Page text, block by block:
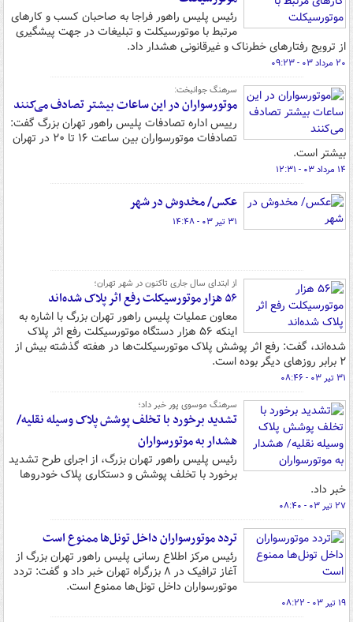
رئیس پلیس راهور فراجا به صاحبان کسب و کارهای
مرتبط با موتورسیکلت و تبلیغات در جهت پیشگیری
از ترویج رفتارهای خطرناک و غیرقانونی هشدار داد.
۲۰ مرداد ۰۳ - ۰۹:۲۳
سرهنگ جوانبخت:
موتورسواران در این ساعات بیشتر تصادف می‌کنند
رییس اداره تصادفات پلیس راهور تهران بزرگ گفت:
تصادفات موتورسواران بین ساعت ۱۶ تا ۲۰ در تهران
بیشتر است.
۱۴ مرداد ۰۳ - ۱۲:۳۱
عکس/ مخدوش در شهر
۳۱ تیر ۰۳ - ۱۴:۴۸
از ابتدای سال جاری تاکنون در شهر تهران؛
۵۶ هزار موتورسیکلت رفع اثر پلاک شده‌اند
معاون عملیات پلیس راهور تهران بزرگ با اشاره به
اینکه ۵۶ هزار دستگاه موتورسیکلت رفع اثر پلاک
شده‌اند، گفت: رفع اثر پوشش پلاک موتورسیکلت‌ها در هفته گذشته بیش از
۲ برابر روزهای دیگر بوده است.
۳۱ تیر ۰۳ - ۰۸:۴۶
سرهنگ موسوی پور خبر داد؛
تشدید برخورد با تخلف پوشش پلاک وسیله نقلیه/
هشدار به موتورسواران
رئیس پلیس راهور تهران بزرگ، از اجرای طرح تشدید
برخورد با تخلف پوشش و دستکاری پلاک خودروها
خبر داد.
۲۷ تیر ۰۳ - ۰۸:۴۰
تردد موتورسواران داخل تونل‌ها ممنوع است
رئیس مرکز اطلاع رسانی پلیس راهور تهران بزرگ از
آغاز ترافیک در ۸ بزرگراه تهران خبر داد و گفت: تردد
موتورسواران داخل تونل‌ها ممنوع است.
۱۹ تیر ۰۳ - ۰۸:۲۲